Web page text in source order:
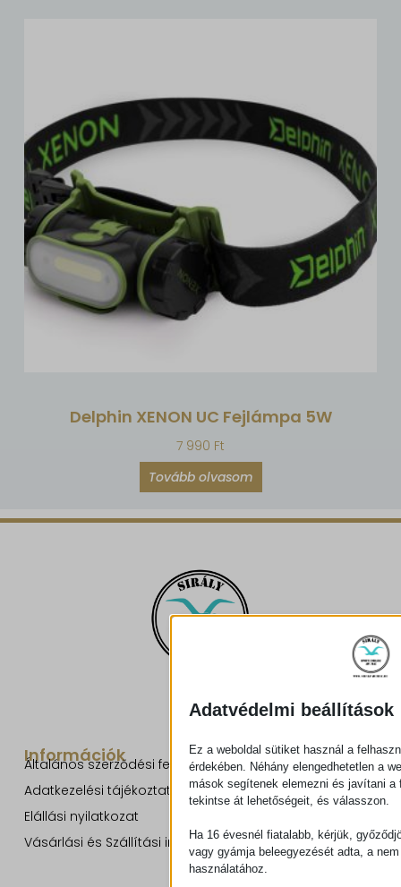
Delphin XENON UC Fejlámpa 5W
7 990 Ft
Tovább olvasom
Információk
Általános szerződési feltételek
Adatkezelési tájékoztató
Elállási nyilatkozat
Vásárlási és Szállítási információk
Adatvédelmi beállítások
Ez a weboldal sütiket használ a
érdekében. Néhány elengedhetetlen a
mások segítenek elemezni és javítani a
tekintse át lehetőségeit, és válasszon.
Ha 16 évesnél fiatalabb, kérjük,
vagy gyámja beleegyezését adta, a
használatához.